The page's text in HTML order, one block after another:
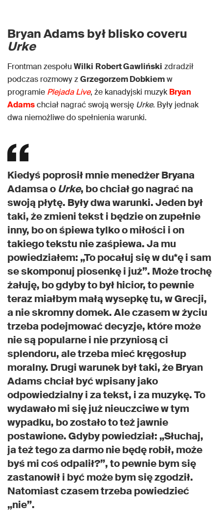
Bryan Adams był blisko coveru
Urke
Frontman zespołu Wilki Robert Gawliński zdradził
podczas rozmowy zGrzegorzem Dobkiemw
programie Plejada Live, że kanadyjski muzykBryan
Adamschciał nagrać swoją wersję Urke. Były jednak
dwa niemożliwe do spełnienia warunki.
Kiedyś poprosił mnie menedżer Bryana
Adamsa o Urke, bo chciał go nagrać na
swoją płytę. Były dwa warunki. Jeden był
taki, że zmieni tekst i będzie on zupełnie
inny, bo on śpiewa tylko o miłości i on
takiego tekstu nie zaśpiewa. Ja mu
powiedziałem: „To pocałuj się w du*ę i sam
se skomponuj piosenkę i już”. Może trochę
żałuję, bo gdyby to był hicior, to pewnie
teraz miałbym małą wysepkę tu, w Grecji,
a nie skromny domek. Ale czasem w życiu
trzeba podejmować decyzje, które może
nie są popularne i nie przyniosą ci
splendoru, ale trzeba mieć kręgosłup
moralny. Drugi warunek był taki, że Bryan
Adams chciał być wpisany jako
odpowiedzialny i za tekst, i za muzykę. To
wydawało mi się już nieuczciwe w tym
wypadku, bo zostało to też jawnie
postawione. Gdyby powiedział: „Słuchaj,
ja też tego za darmo nie będę robił, może
byś mi coś odpalił?”, to pewnie bym się
zastanowił i być może bym się zgodził.
Natomiast czasem trzeba powiedzieć
„nie”.